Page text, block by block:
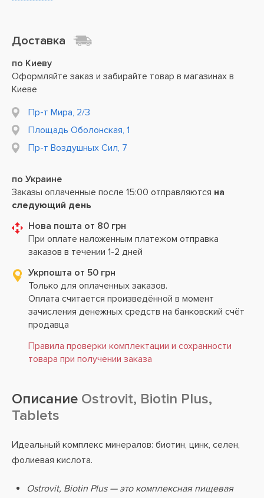
Доставка
по Киеву
Оформляйте заказ и забирайте товар в магазинах в
Киеве
Пр-т Мира, 2/3
Площадь Оболонская, 1
Пр-т Воздушных Сил, 7
по Украине
Заказы оплаченные после 15:00 отправляются на
следующий день
Нова пошта от 80 грн
При оплате наложенным платежом отправка
заказов в течении 1-2 дней
Укрпошта от 50 грн
Только для оплаченных заказов.
Оплата считается произведённой в момент
зачисления денежных средств на банковский счёт
продавца
Правила проверки комплектации и сохранности
товара при получении заказа
Описание Ostrovit, Biotin Plus,
Tablets
Идеальный комплекс минералов: биотин, цинк, селен,
фолиевая кислота.
Ostrovit, Biotin Plus — это комплексная пищевая